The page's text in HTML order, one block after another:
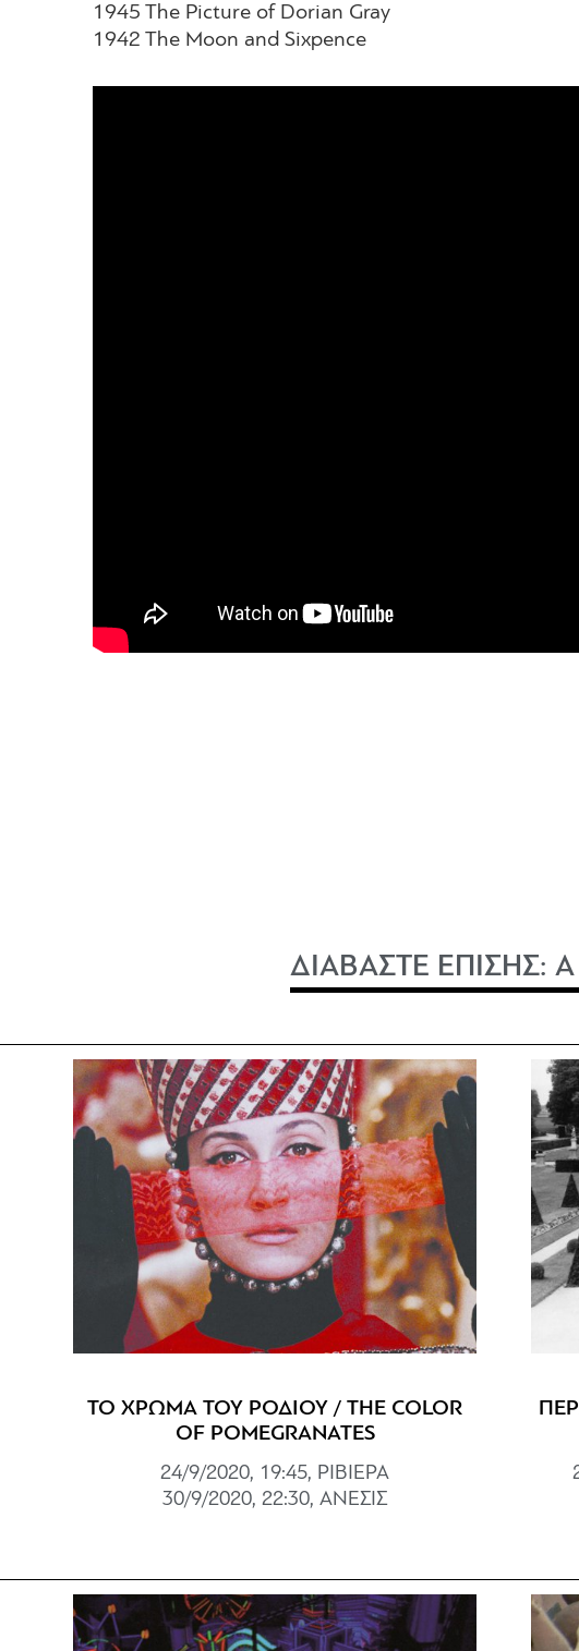
1945 The Picture of Dorian Gray
1942 The Moon and Sixpence
ΔΙΑΒΑΣΤΕ ΕΠΙΣΗΣ: A
ΤΟ ΧΡΩΜΑ ΤΟΥ ΡΟΔΙΟΥ / THE COLOR
OF POMEGRANATES
24/9/2020, 19:45, ΡΙΒΙΕΡΑ
30/9/2020, 22:30, ΑΝΕΣΙΣ